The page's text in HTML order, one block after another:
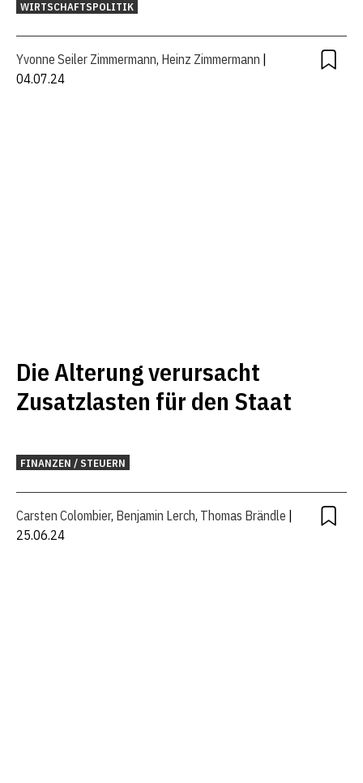
WIRTSCHAFTSPOLITIK
Yvonne Seiler Zimmermann, Heinz Zimmermann |
04.07.24
Die Alterung verursacht
Zusatzlasten für den Staat
FINANZEN / STEUERN
Carsten Colombier, Benjamin Lerch, Thomas Brändle |
25.06.24